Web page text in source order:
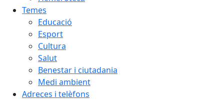
Temes
Educació
Esport
Cultura
Salut
Benestar i ciutadania
Medi ambient
Adreces i telèfons